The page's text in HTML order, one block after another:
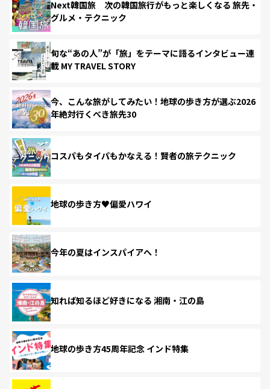
Next韓国旅 次の韓国旅行がもっと楽しくなる 旅先・
グルメ・テクニック
旬な“あの人”が「旅」をテーマに語るインタビュー連
載 MY TRAVEL STORY
今、こんな旅がしてみたい！地球の歩き方が選ぶ2026
年絶対行くべき旅先30
コスパもタイパもかなえる！賢者の旅テクニック
地球の歩き方♥偏愛ハワイ
今年の夏はインスパイアへ！
知れば知るほど好きになる 湘南・江の島
地球の歩き方45周年記念 インド特集